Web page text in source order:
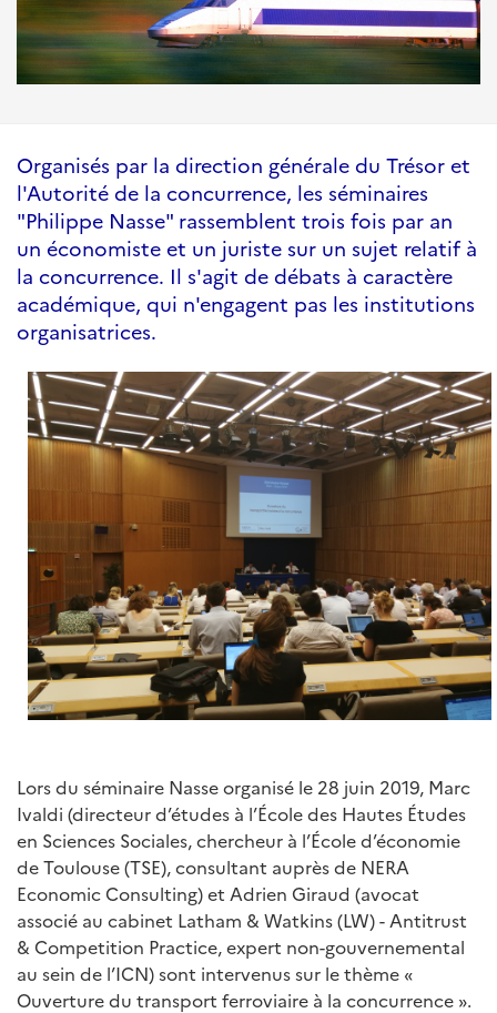
Organisés par la direction générale du Trésor et
l'Autorité de la concurrence, les séminaires
"Philippe Nasse" rassemblent trois fois par an
un économiste et un juriste sur un sujet relatif à
la concurrence. Il s'agit de débats à caractère
académique, qui n'engagent pas les institutions
organisatrices.
Lors du séminaire Nasse organisé le 28 juin 2019, Marc
Ivaldi (directeur d’études à l’École des Hautes Études
en Sciences Sociales, chercheur à l’École d’économie
de Toulouse (TSE), consultant auprès de NERA
Economic Consulting) et Adrien Giraud (avocat
associé au cabinet Latham & Watkins (LW) - Antitrust
& Competition Practice, expert non-gouvernemental
au sein de l’ICN) sont intervenus sur le thème «
Ouverture du transport ferroviaire à la concurrence ».